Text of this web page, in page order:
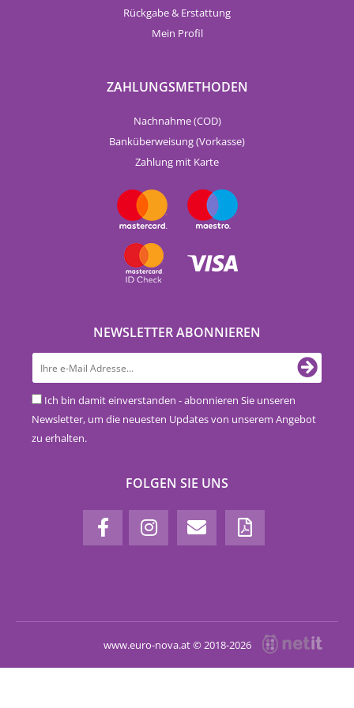
Rückgabe & Erstattung
Mein Profil
ZAHLUNGSMETHODEN
Nachnahme (COD)
Banküberweisung (Vorkasse)
Zahlung mit Karte
NEWSLETTER ABONNIEREN
Ich bin damit einverstanden - abonnieren Sie unseren
Newsletter, um die neuesten Updates von unserem Angebot
zu erhalten.
FOLGEN SIE UNS
www.euro-nova.at © 2018-2026